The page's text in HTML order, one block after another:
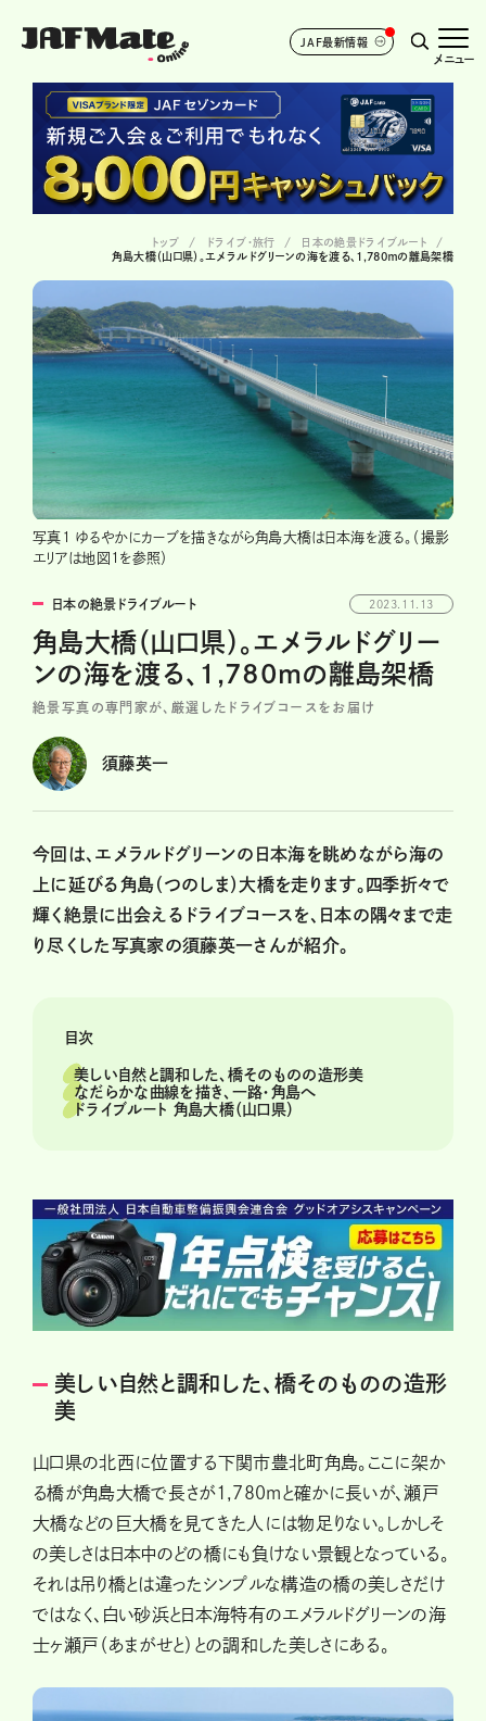
JAF最新情報
メニュー
トップ ドライブ･旅行
日本の絶景ドライブルート
角島大橋（山口県）。エメラルドグリーンの海を渡る、1,780ｍの離島架橋
写真1 ゆるやかにカーブを描きながら角島大橋は日本海を渡る。（撮影
エリアは地図1を参照）
日本の絶景ドライブルート 2023.11.13
角島大橋（山口県）。エメラルドグリー
ンの海を渡る、1,780ｍの離島架橋
絶景写真の専門家が、厳選したドライブコースをお届け
須藤英一
今回は、エメラルドグリーンの日本海を眺めながら海の
上に延びる角島（つのしま）大橋を走ります。四季折々で
輝く絶景に出会えるドライブコースを、日本の隅々まで走
り尽くした写真家の須藤英一さんが紹介。
目次
美しい自然と調和した、橋そのものの造形美
なだらかな曲線を描き、一路・角島へ
ドライブルート 角島大橋（山口県）
美しい自然と調和した、橋そのものの造形
美
山口県の北西に位置する下関市豊北町角島。ここに架か
る橋が角島大橋で長さが1,780mと確かに長いが、瀬戸
大橋などの巨大橋を見てきた人には物足りない。しかしそ
の美しさは日本中のどの橋にも負けない景観となっている。
それは吊り橋とは違ったシンプルな構造の橋の美しさだけ
ではなく、白い砂浜と日本海特有のエメラルドグリーンの海
士ヶ瀬戸（あまがせと）との調和した美しさにある。